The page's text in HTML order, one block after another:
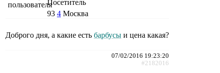
Посетитель
93 4 Москва
Доброго дня, а какие есть барбусы и цена какая?
07/02/2016 19:23:20
#2182016